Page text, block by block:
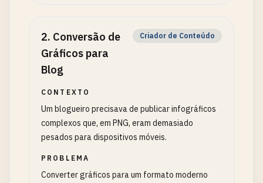
2. Conversão de
Gráficos para
Blog
Criador de Conteúdo
CONTEXTO
Um blogueiro precisava de publicar infográficos
complexos que, em PNG, eram demasiado
pesados para dispositivos móveis.
PROBLEMA
Converter gráficos para um formato moderno